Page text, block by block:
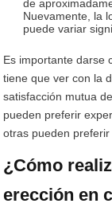
de
Nuevamente, la
puede variar
Es importante darse
tiene que ver con la
satisfacción mutua
pueden preferir
otras pueden
¿Cómo
erección en